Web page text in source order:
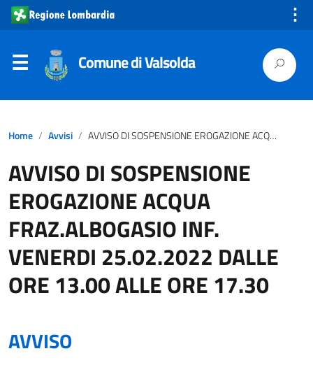
⋮
Comune di Valsolda
Home Avvisi AVVISO DI SOSPENSIONE EROGAZIONE ACQUA FRAZ.ALBOGASIO INF. VENERDI 25.02.2022 DALLE ORE 13.00 ALLE ORE 17.30
AVVISO DI SOSPENSIONE
EROGAZIONE ACQUA
FRAZ.ALBOGASIO INF.
VENERDI 25.02.2022 DALLE
ORE 13.00 ALLE ORE 17.30
AVVISO